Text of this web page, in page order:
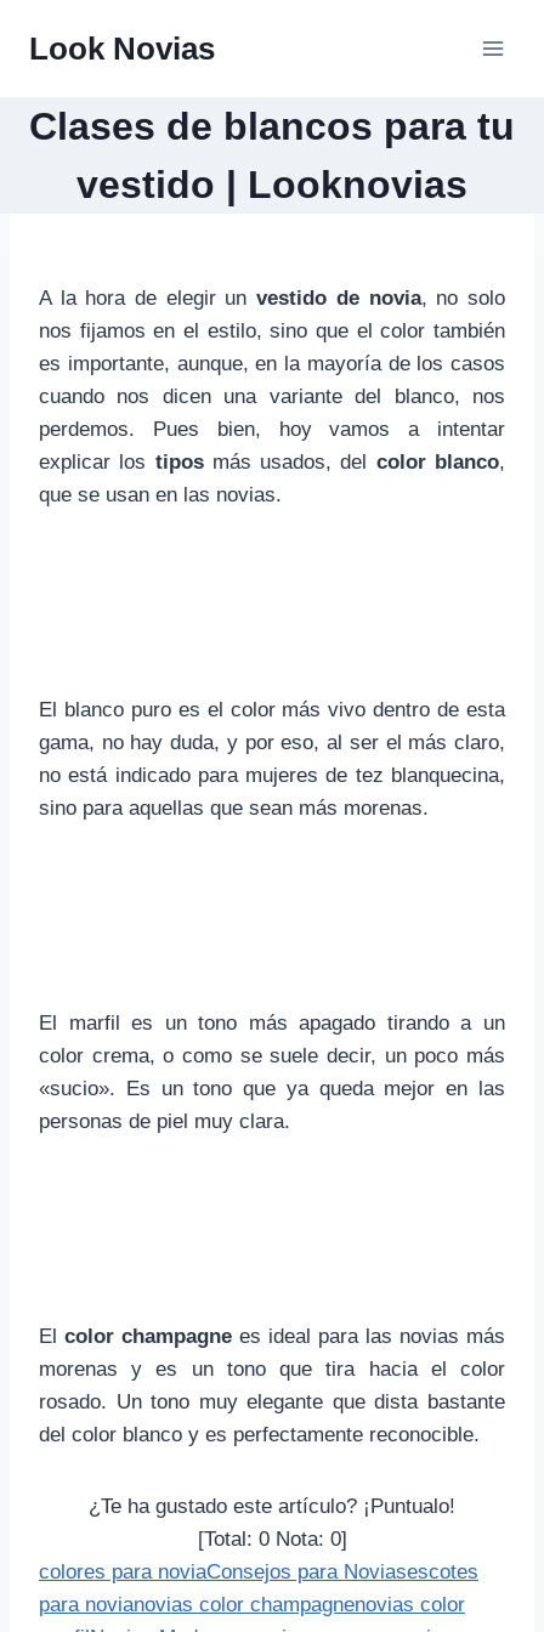
Look Novias
Clases de blancos para tu
vestido | Looknovias
A la hora de elegir unvestido de novia, no solo
nos fijamos en el estilo, sino que el color también
es importante, aunque, en la mayoría de los casos
cuando nos dicen una variante del blanco, nos
perdemos. Pues bien, hoy vamos a intentar
explicar los tiposmás usados, del color blanco,
que se usan en las novias.
El blanco puro es el color más vivo dentro de esta
gama, no hay duda, y por eso, al ser el más claro,
no está indicado para mujeres de tez blanquecina,
sino para aquellas que sean más morenas.
El marfil es un tono más apagado tirando a un
color crema, o como se suele decir, un poco más
«sucio». Es un tono que ya queda mejor en las
personas de piel muy clara.
El color champagne es ideal para las novias más
morenas y es un tono que tira hacia el color
rosado. Un tono muy elegante que dista bastante
del color blanco y es perfectamente reconocible.
¿Te ha gustado este artículo? ¡Puntualo!
[Total: 0Nota: 0]
colores para noviaConsejos para Noviasescotes
para novianovias color champagnenovias color